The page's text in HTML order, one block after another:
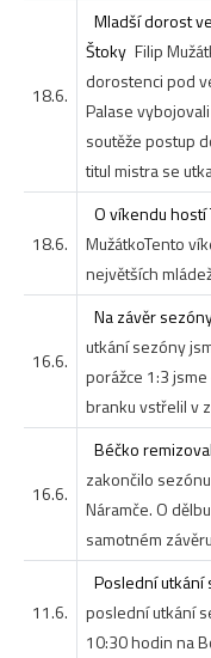
18.6.
Mladší dorost
Štoky Filip
dorostenci pod
Palase
soutěže postup
titul mistra se
18.6.
O víkendu hostí
MužátkoTento
největších
16.6.
Na závěr
utkání sezóny
porážce 1:3
branku vstřelil v
16.6.
Béčko
zakončilo
Náramče. O
samotném
11.6.
Poslední utkání
poslední utkání
10:30 hodin na